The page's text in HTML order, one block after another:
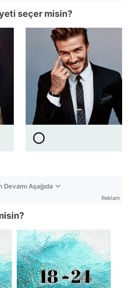
seçer misin?
Devamı Aşağıda
Reklam